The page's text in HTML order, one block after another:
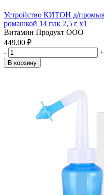
Устройство КИТОН д/промыв
ромашкой 14 пак 2,5 г x1
Витамин Продукт ООО
449.00 ₽
-
+
В корзину